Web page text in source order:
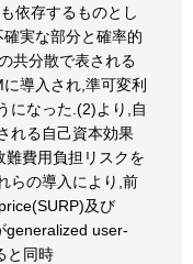
依存するものとし
実な部分と確率的
共分散で表される
導入され,準可変利
になった.(2)より,自
れる自己資本効果
費用負担リスクを
らの導入により,前
及び
generalized user-
と同時